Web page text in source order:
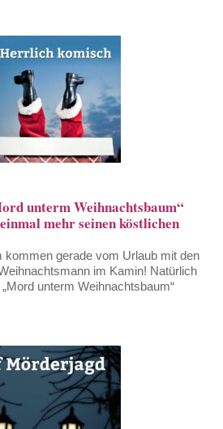
unterm Weihnachtsbaum“
mehr seinen köstlichen
kommen gerade vom Urlaub mit den
im Kamin! Natürlich
unterm Weihnachtsbaum“